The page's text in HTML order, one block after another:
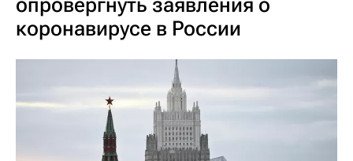
опровергнуть заявления о
коронавирусе в России